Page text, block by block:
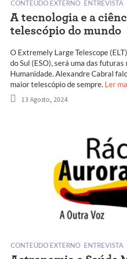
CONTEÚDO EXTERNO ENTREVISTA
A tecnologia e a
telescópio do mundo
O Extremely Large Telescope
do Sul (ESO), será uma das
Humanidade. Alexandre Cabral
maior telescópio de sempre. Ler
13 Agosto, 2024
CONTEÚDO EXTERNO ENTREVISTA